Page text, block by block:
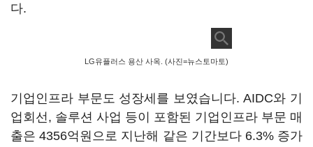
다.
LG유플러스 용산 사옥. (사진=뉴스토마토)
기업인프라 부문도 성장세를 보였습니다. AIDC와 기
업회선, 솔루션 사업 등이 포함된 기업인프라 부문 매
출은 4356억원으로 지난해 같은 기간보다 6.3% 증가